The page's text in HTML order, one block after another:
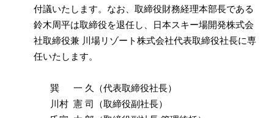
付議いたします。なお、取締役財務経理本部長である
鈴木周平は取締役を退任し、日本スキー場開発株式会
社取締役兼 川場リゾート株式会社代表取締役社長に専
任いたします。
巽
一 久（代表取締役社長）
川村 憲 司（取締役副社長）